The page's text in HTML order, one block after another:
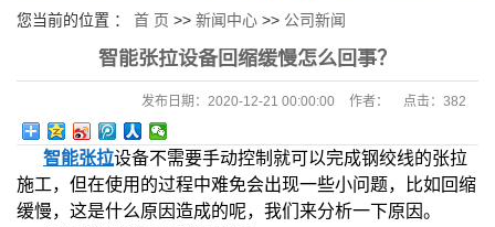
您当前的位置 ： 首 页 >> 新闻中心 >> 公司新闻
智能张拉设备回缩缓慢怎么回事？
发布日期： 2020-12-21 00:00:00 作者： 点击： 382
智能张拉设备不需要手动控制就可以完成钢绞线的张拉
施工，但在使用的过程中难免会出现一些小问题，比如回缩
缓慢，这是什么原因造成的呢，我们来分析一下原因。